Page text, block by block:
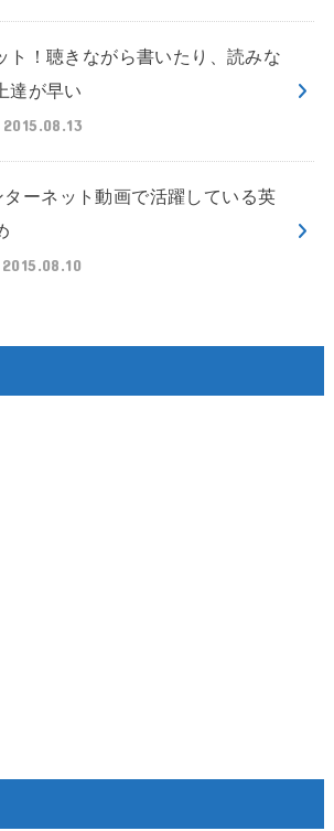
ト！聴きながら書いたり、読みな
達が早い
2015.08.13
ーネット動画で活躍している英
2015.08.10